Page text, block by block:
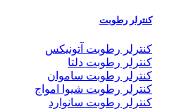
کنترلر رطوبت
کنترلر رطوبت آتونیکس
کنترلر رطوبت دلتا
کنترلر رطوبت ساموان
کنترلر رطوبت شیوا امواج
کنترلر رطوبت سانوارد